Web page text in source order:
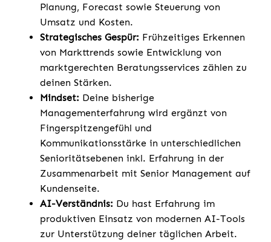
Planung, Forecast sowie Steuerung von
Umsatz und Kosten.
Strategisches Gespür: Frühzeitiges Erkennen
von Markttrends sowie Entwicklung von
marktgerechten Beratungsservices zählen zu
deinen Stärken.
Mindset: Deine bisherige
Managementerfahrung wird ergänzt von
Fingerspitzengefühl und
Kommunikationsstärke in unterschiedlichen
Senioritätsebenen inkl. Erfahrung in der
Zusammenarbeit mit Senior Management auf
Kundenseite.
AI-Verständnis: Du hast Erfahrung im
produktiven Einsatz von modernen AI-Tools
zur Unterstützung deiner täglichen Arbeit.